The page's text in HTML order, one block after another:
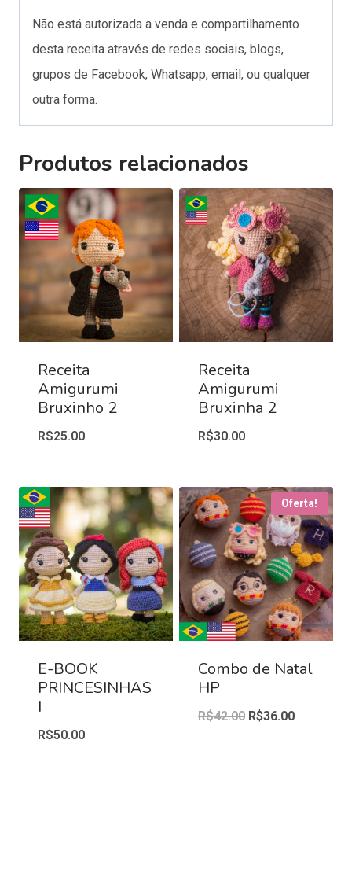
Não está autorizada a venda e compartilhamento
desta receita através de redes sociais, blogs,
grupos de Facebook, Whatsapp, email, ou qualquer
outra forma.
Produtos relacionados
Receita
Amigurumi
Bruxinho 2
R$25.00
Receita
Amigurumi
Bruxinha 2
R$30.00
E-BOOK
PRINCESINHAS
I
R$50.00
Oferta!
Combo de Natal
HP
R$42.00 R$36.00